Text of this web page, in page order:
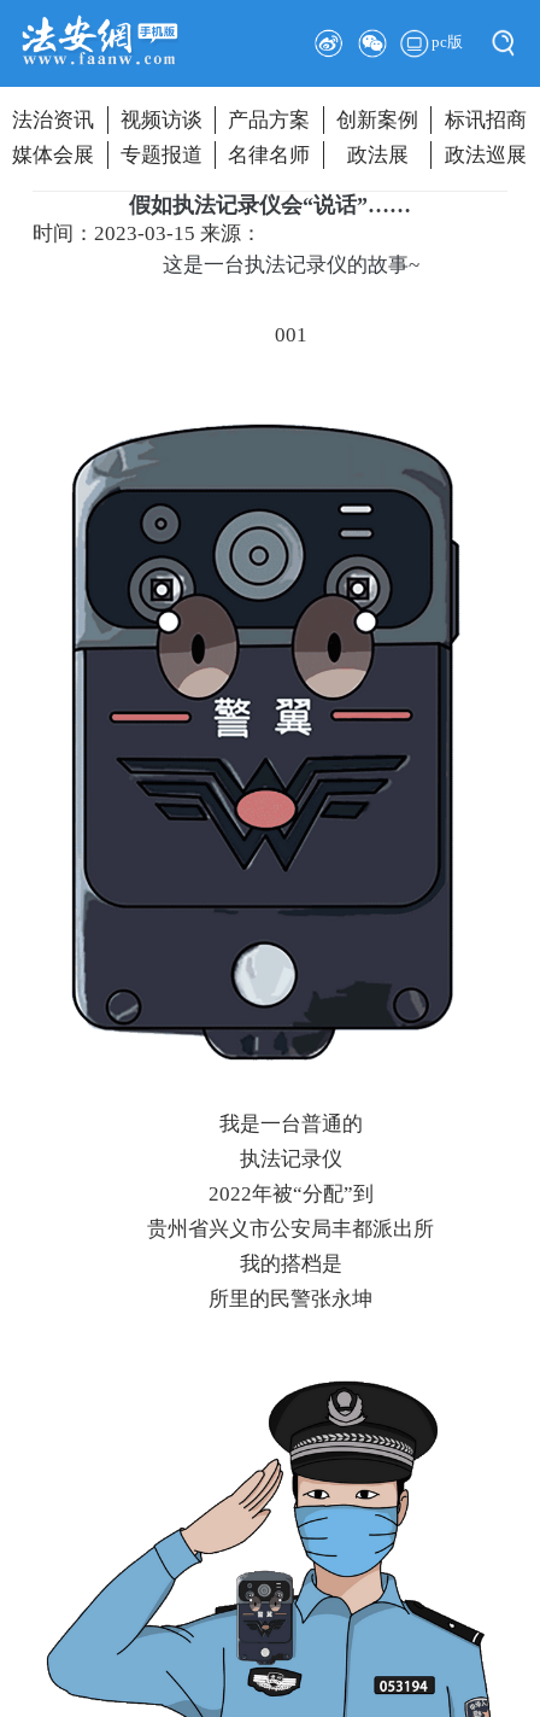
pc版
法治资讯 视频访谈 产品方案 创新案例
标讯招商
媒体会展
专题报道 名律名师 政法展 政法巡展
假如执法记录仪会“说话”……
时间：2023-03-15来源：
这是一台执法记录仪的故事~
001
我是一台普通的
执法记录仪
2022年被“分配”到
贵州省兴义市公安局丰都派出所
我的搭档是
所里的民警张永坤